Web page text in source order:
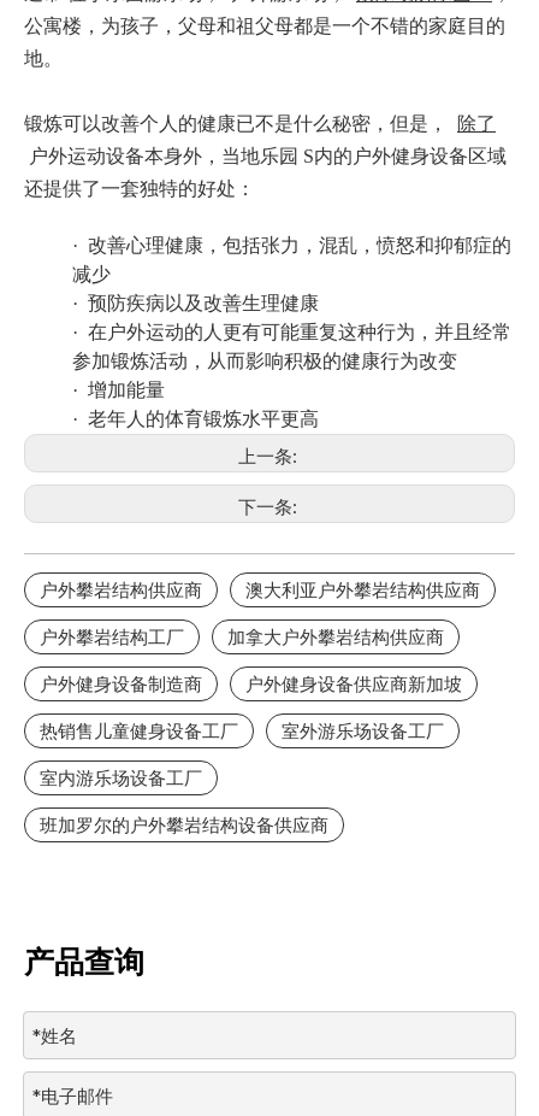
公寓楼，为孩子，父母和祖父母都是一个不错的家庭目的
地。
锻炼可以改善个人的健康已不是什么秘密，但是，
除了
户外运动设备本身外，当地乐园 S内的户外健身设备区域
还提供了一套独特的好处：
· 改善心理健康，包括张力，混乱，愤怒和抑郁症的
减少
· 预防疾病以及改善生理健康
· 在户外运动的人更有可能重复这种行为，并且经常
参加锻炼活动，从而影响积极的健康行为改变
· 增加能量
· 老年人的体育锻炼水平更高
上一条:
下一条:
户外攀岩结构供应商 澳大利亚户外攀岩结构供应商
户外攀岩结构工厂 加拿大户外攀岩结构供应商
户外健身设备制造商 户外健身设备供应商新加坡
热销售儿童健身设备工厂 室外游乐场设备工厂
室内游乐场设备工厂
班加罗尔的户外攀岩结构设备供应商
产品查询